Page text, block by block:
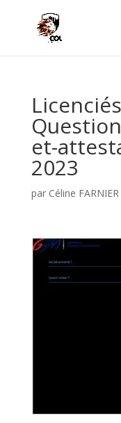
et-
2023
par Céline FARNIER